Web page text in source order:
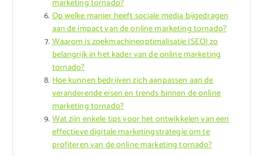
marketing tornado?
Op welke manier heeft sociale media bijgedragen
aan de impact van de online marketing tornado?
Waarom is zoekmachineoptimalisatie (SEO) zo
belangrijk in het kader van de online marketing
tornado?
Hoe kunnen bedrijven zich aanpassen aan de
veranderende eisen en trends binnen de online
marketing tornado?
Wat zijn enkele tips voor het ontwikkelen van een
effectieve digitale marketingstrategie om te
profiteren van de online marketing tornado?